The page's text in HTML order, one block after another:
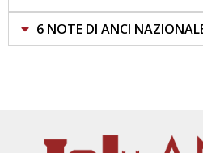
6 NOTE DI ANCI